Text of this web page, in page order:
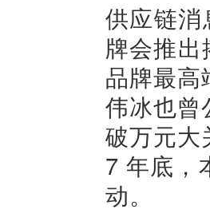
供应链
牌会推
品牌最
伟冰也曾
破万元大
7 年底，
动。